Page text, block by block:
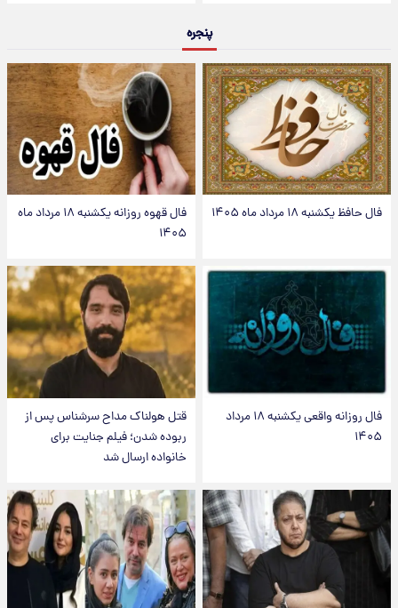
پنجره
فال حافظ یکشنبه ۱۸ مرداد ماه ۱۴۰۵
فال قهوه روزانه یکشنبه ۱۸ مرداد ماه
۱۴۰۵
فال روزانه واقعی یکشنبه ۱۸ مرداد
۱۴۰۵
قتل هولناک مداح سرشناس پس از
ربوده شدن؛ فیلم جنایت برای
خانواده ارسال شد